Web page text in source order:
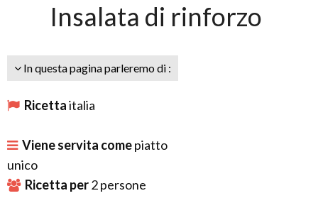
Insalata di rinforzo
In questa pagina parleremo di :
Ricettaitalia
Viene servita comepiatto
unico
Ricetta per2persone